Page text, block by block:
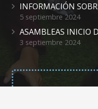
INFORMACIÓN
5 septiembre 2024
ASAMBLEAS INICIO
3 septiembre 2024